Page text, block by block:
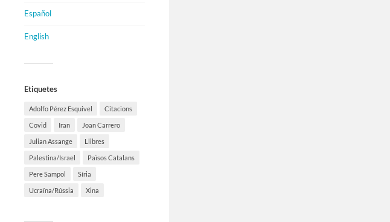
Español
English
Etiquetes
Adolfo Pérez Esquivel Citacions
Covid Iran Joan Carrero
Julian Assange Llibres
Palestina/Israel Països Catalans
Pere Sampol Síria
Ucraïna/Rússia Xina